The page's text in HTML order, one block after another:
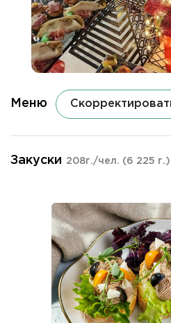
Меню
Закуски 208г./чел. (6 225 г.)